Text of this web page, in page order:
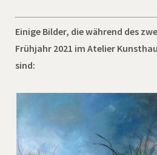
Einige Bilder, die während des
Frühjahr 2021 im Atelier
sind: